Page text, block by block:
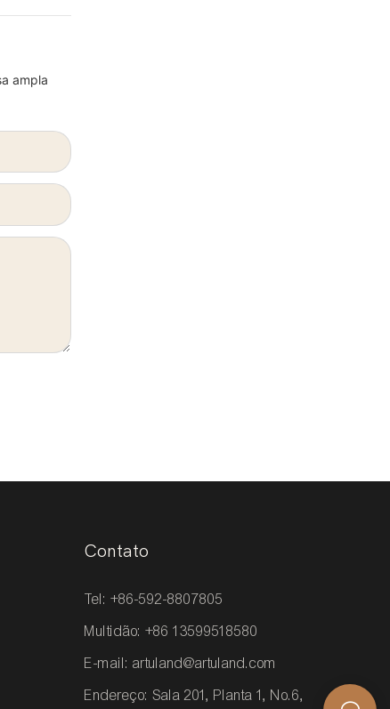
ampla
Contato
Tel: +86-592-8807805
Multidão: +86 13599518580
E-mail: artuland@artuland.com
Endereço: Sala 201, Planta 1, No.6,